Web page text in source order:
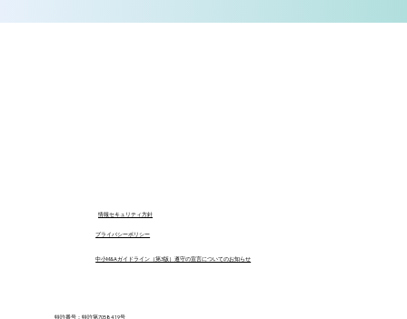
中小M&Aガイドライン（第3版）遵守の宣言についてのお知らせ
プライバシーポリシー
​情報セキュリティ方針
特許番号：特許第7058419号